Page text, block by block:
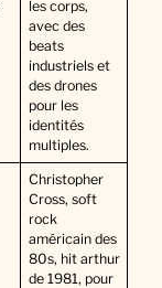
les corps,
avec des
beats
industriels et
des drones
pour les
identités
multiples.
Christopher
Cross, soft
rock
américain des
80s, hit arthur
de 1981, pour